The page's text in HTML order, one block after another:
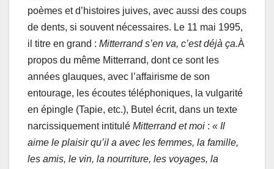
poèmes et d’histoires juives, avec aussi des coups
de dents, si souvent nécessaires. Le 11 mai 1995,
il titre en grand : Mitterrand s’en va, c’est déjà ça.À
propos du même Mitterrand, dont ce sont les
années glauques, avec l’affairisme de son
entourage, les écoutes téléphoniques, la vulgarité
en épingle (Tapie, etc.), Butel écrit, dans un texte
narcissiquement intitulé Mitterrand et moi : « Il
aime le plaisir qu’il a avec les femmes, la famille,
les amis, le vin, la nourriture, les voyages, la